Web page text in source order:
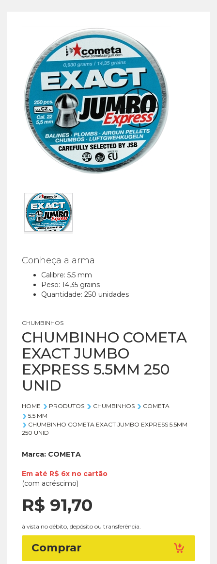
Conheça a arma
Calibre: 5.5 mm
Peso: 14,35 grains
Quantidade: 250 unidades
CHUMBINHOS
CHUMBINHO COMETA
EXACT JUMBO
EXPRESS 5.5MM 250
UNID
HOME PRODUTOS CHUMBINHOS
COMETA
5.5 MM
CHUMBINHO COMETA EXACT JUMBO EXPRESS 5.5MM
250 UNID
Marca: COMETA
Em até R$ 6x no cartão
(com acréscimo)
R$ 91,70
à vista no débito, depósito ou transferência.
Comprar